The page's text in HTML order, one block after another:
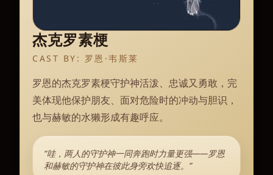
杰克罗素梗
CAST BY: 罗恩·韦斯莱
罗恩的杰克罗素梗守护神活泼、忠诚又勇敢，完
美体现他保护朋友、面对危险时的冲动与胆识，
也与赫敏的水獭形成有趣呼应。
“哇，两人的守护神一同奔跑时力量更强——罗恩
和赫敏的守护神在彼此身旁欢快追逐。”